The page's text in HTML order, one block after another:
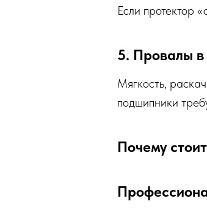
Если протектор
5. Провалы в
Мягкость,
подшипники
Почему